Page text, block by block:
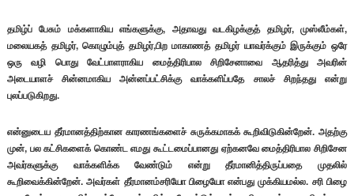
தமிழ்ப் பேசும் மக்களாகிய எங்களுக்கு, அதாவது வடகிழக்குத் தமிழர், முஸ்லீம்கள்,
மலையகத் தமிழர், கொழும்புத் தமிழர்,பிற மாகாணத் தமிழர் யாவர்க்கும் இருக்கும் ஒரே
ஒரு வழி பொது வேட்பாளராகிய மைத்திரிபால சிறிசேனாவை ஆதரித்து அவரின்
அடையாளச் சின்னமாகிய அன்னப்பட்சிக்கு வாக்களிப்பதே சாலச் சிறந்தது என்று
புலப்படுகிறது.
என்னுடைய தீர்மானத்திற்கான காரணங்களைச் சுருக்கமாகக் கூறிவிடுகின்றேன். அதற்கு
முன், பல கட்சிகளைக் கொண்ட எமது கூட்டமைப்பானது ஏற்கனவே மைத்திரிபால சிறிசேன
அவர்களுக்கு வாக்களிக்க வேண்டும் என்று தீர்மானித்திருப்பதை முதலில்
கூறிவைக்கின்றேன். அவர்கள் தீர்மானம்சரியோ பிழையோ என்பது முக்கியமல்ல. சரி பிழை